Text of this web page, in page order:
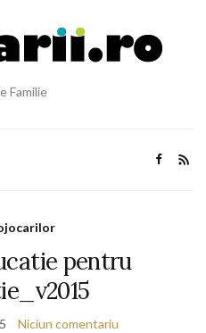
Familie
pentru
Niciun comentariu